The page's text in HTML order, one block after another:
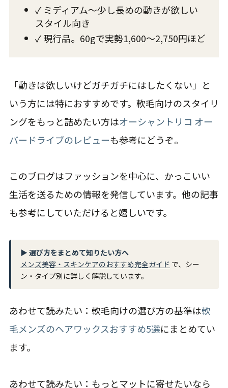
✓ ミディアム〜少し長めの動きが欲しい
スタイル向き
✓ 現行品。60gで実勢1,600〜2,750円ほど
「動きは欲しいけどガチガチにはしたくない」と
いう方には特におすすめです。軟毛向けのスタイリ
ングをもっと詰めたい方はオーシャントリコ オー
バードライブのレビューも参考にどうぞ。
このブログはファッションを中心に、かっこいい
生活を送るための情報を発信しています。他の記事
も参考にしていただけると嬉しいです。
▶ 選び方をまとめて知りたい方へ
メンズ美容・スキンケアのおすすめ完全ガイド で、シー
ン・タイプ別に詳しく解説しています。
あわせて読みたい：軟毛向けの選び方の基準は軟
毛メンズのヘアワックスおすすめ5選にまとめてい
ます。
あわせて読みたい：もっとマットに寄せたいなら